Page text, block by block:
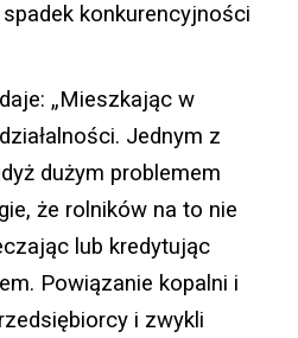
konkurencyjności
„Mieszkając w
Jednym z
dużym problemem
że rolników na to nie
lub kredytując
Powiązanie kopalni i
i zwykli